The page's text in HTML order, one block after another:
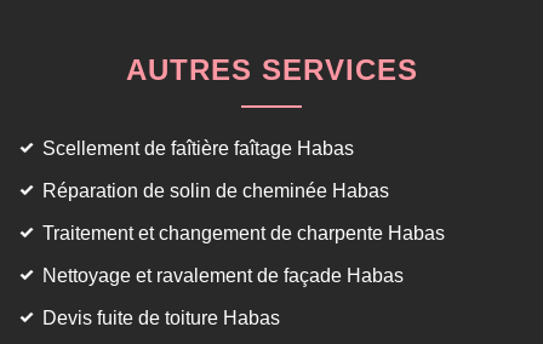
AUTRES SERVICES
Scellement de faîtière faîtage Habas
Réparation de solin de cheminée Habas
Traitement et changement de charpente Habas
Nettoyage et ravalement de façade Habas
Devis fuite de toiture Habas